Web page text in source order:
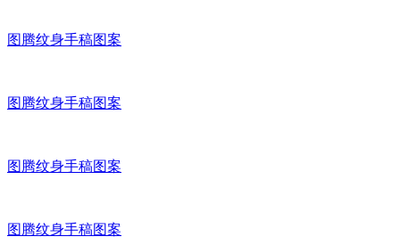
图腾纹身手稿图案
图腾纹身手稿图案
图腾纹身手稿图案
图腾纹身手稿图案